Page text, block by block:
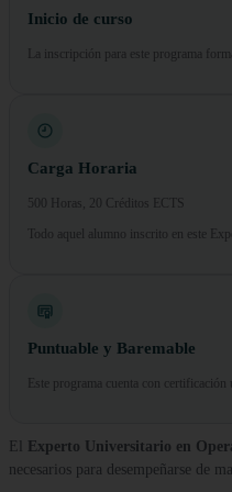
Inicio de curso
La inscripción para este programa
Carga Horaria
500 Horas, 20 Créditos ECTS
Todo aquel alumno inscrito en este
Puntuable y Baremable
Este programa cuenta con
El
Experto Universitario en
necesarios para desempeñarse de